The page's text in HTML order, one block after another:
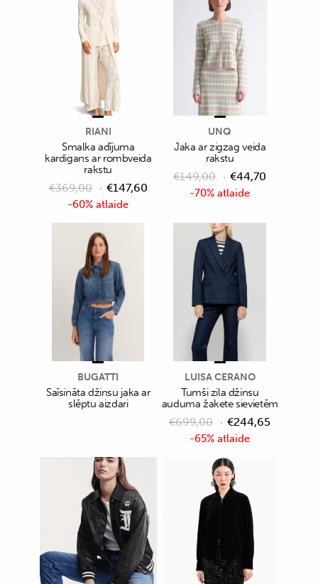
-60% atlaide
RIANI
Smalka adījuma
kardigans ar rombveida
rakstu
€369,00 €147,60 -70% atlaide
UNQ
Jaka ar zigzag veida
rakstu
€149,00 €44,70
BUGATTI
Saīsināta džinsu jaka ar
slēptu aizdari
-65% atlaide
LUISA CERANO
Tumši zila džinsu
auduma žakete sievietēm
€699,00 €244,65